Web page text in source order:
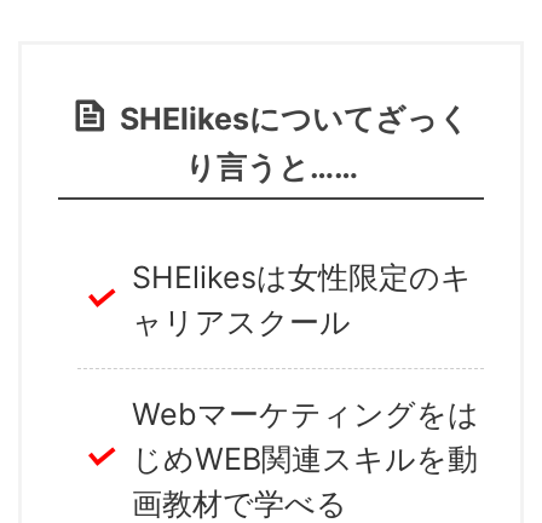
SHElikesについてざっく
り言うと……
SHElikesは女性限定のキ
ャリアスクール
Webマーケティングをは
じめWEB関連スキルを動
画教材で学べる